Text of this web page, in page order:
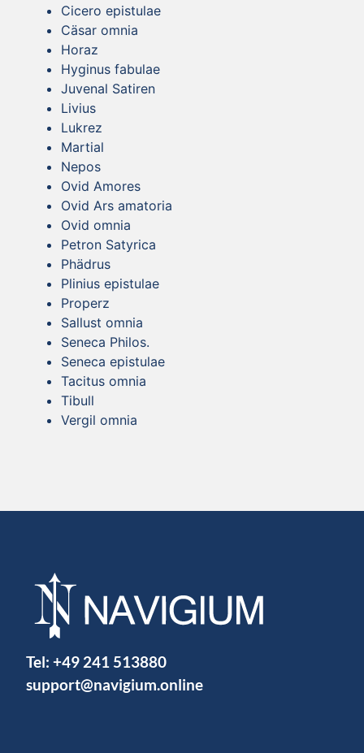
Cicero epistulae
Cäsar omnia
Horaz
Hyginus fabulae
Juvenal Satiren
Livius
Lukrez
Martial
Nepos
Ovid Amores
Ovid Ars amatoria
Ovid omnia
Petron Satyrica
Phädrus
Plinius epistulae
Properz
Sallust omnia
Seneca Philos.
Seneca epistulae
Tacitus omnia
Tibull
Vergil omnia
Tel: +49 241 513880
support@navigium.online